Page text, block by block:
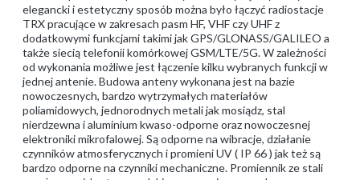
elegancki i estetyczny sposób można było łączyć radiostacje
TRX pracujące w zakresach pasm HF, VHF czy UHF z
dodatkowymi funkcjami takimi jak GPS/GLONASS/GALILEO a
także siecią telefonii komórkowej GSM/LTE/5G. W zależności
od wykonania możliwe jest łączenie kilku wybranych funkcji w
jednej antenie. Budowa anteny wykonana jest na bazie
nowoczesnych, bardzo wytrzymałych materiałów
poliamidowych, jednorodnych metali jak mosiądz, stal
nierdzewna i aluminium kwaso-odporne oraz nowoczesnej
elektroniki mikrofalowej. Są odporne na wibracje, działanie
czynników atmosferycznych i promieni UV ( IP 66 ) jak też są
bardzo odporne na czynniki mechaniczne. Promiennik ze stali